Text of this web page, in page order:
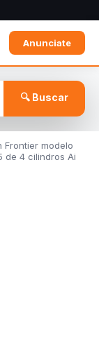
Anunciate
🔍 Buscar
Frontier modelo
de 4 cilindros Ai